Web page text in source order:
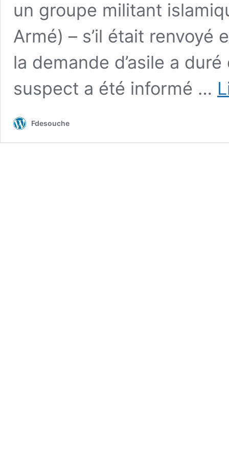
un groupe militant
Armé) – s’il était
la demande d’asile a
suspect a été informé …
Fdesouche